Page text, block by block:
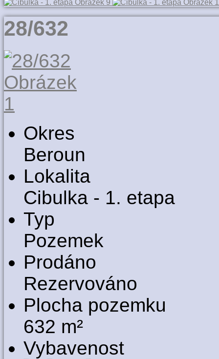
28/632
Okres
Beroun
Lokalita
Cibulka - 1. etapa
Typ
Pozemek
Prodáno
Rezervováno
Plocha pozemku
632 m²
Vybavenost